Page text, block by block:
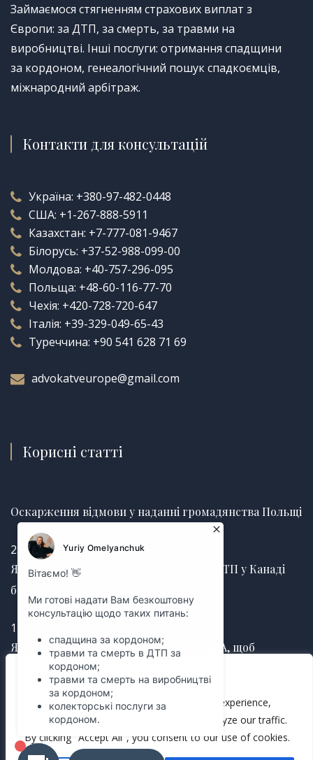
We value your privacy
We use cookies to enhance your browsing experience,
serve personalized ads or content, and analyze our traffic.
By clicking "Accept All", you consent to our use of cookies.
Займаємося стягненням страхових виплат з
Європи: за ДТП, за смерть, за травми на
виробництві. Інші послуги: отримання спадщини
за кордоном, генеалогічний пошук спадкоємців,
міжнародний арбітраж.
Контакти для консультацій
Україна: +380-97-482-0448
США: +1-267-888-5911
Казахстан: +7-777-081-9467
Білорусь: +37-52-988-099-00
Молдова: +40-757-296-095
Польща: +48-60-116-77-70
Чехія: +420-728-720-647
Італія: +39-329-049-65-43
Туреччина: +90 541 628 71 69
advokatveurope@gmail.com
Корисні статті
Оскарження відмови у наданні громадянства Польщі
25.06.2026
Як отримати страхову виплату після ДТП у Канаді
без затримок
12.03.2025
Як правильно оформити заповіт у США, щоб
уникнути судових суперечок
12.03.2025